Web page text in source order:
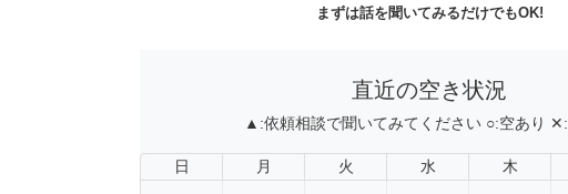
まずは話を聞いてみるだけでもOK!
直近の空き状況
▲:依頼相談で聞いてみてください ○:空あり ✕:
日 月 火 水 木